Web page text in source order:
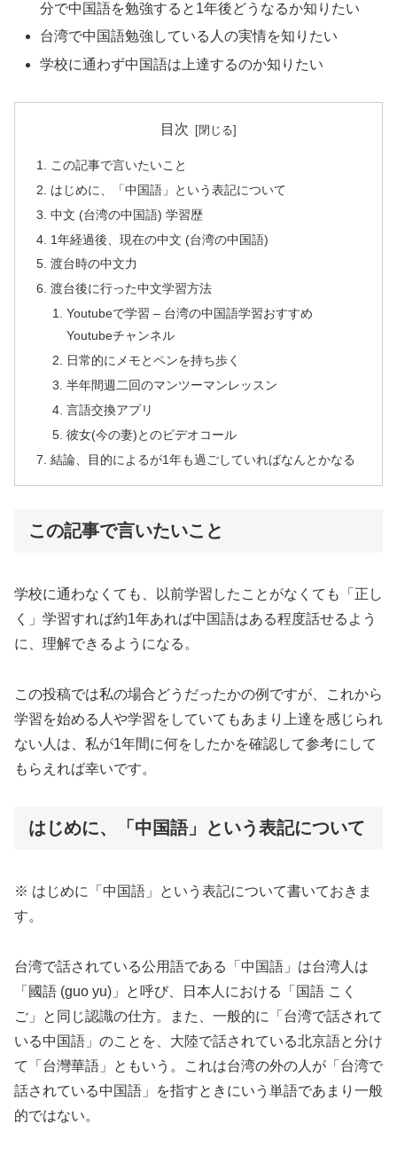
分で中国語を勉強すると1年後どうなるか知りたい
台湾で中国語勉強している人の実情を知りたい
学校に通わず中国語は上達するのか知りたい
目次
この記事で言いたいこと
はじめに、「中国語」という表記について
中文 (台湾の中国語) 学習歴
1年経過後、現在の中文 (台湾の中国語)
渡台時の中文力
渡台後に行った中文学習方法
Youtubeで学習 – 台湾の中国語学習おすすめ
Youtubeチャンネル
日常的にメモとペンを持ち歩く
半年間週二回のマンツーマンレッスン
言語交換アプリ
彼女(今の妻)とのビデオコール
結論、目的によるが1年も過ごしていればなんとかなる
この記事で言いたいこと
学校に通わなくても、以前学習したことがなくても「正し
く」学習すれば約1年あれば中国語はある程度話せるよう
に、理解できるようになる。
この投稿では私の場合どうだったかの例ですが、これから
学習を始める人や学習をしていてもあまり上達を感じられ
ない人は、私が1年間に何をしたかを確認して参考にして
もらえれば幸いです。
はじめに、「中国語」という表記について
※ はじめに「中国語」という表記について書いておきま
す。
台湾で話されている公用語である「中国語」は台湾人は
「國語 (guo yu)」と呼び、日本人における「国語 こく
ご」と同じ認識の仕方。また、一般的に「台湾で話されて
いる中国語」のことを、大陸で話されている北京語と分け
て「台灣華語」ともいう。これは台湾の外の人が「台湾で
話されている中国語」を指すときにいう単語であまり一般
的ではない。